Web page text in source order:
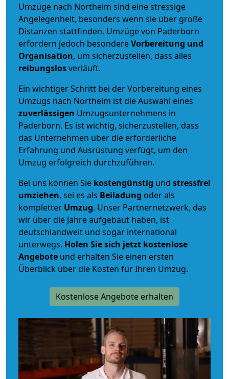
Umzüge nach Northeim sind eine stressige
Angelegenheit, besonders wenn sie über große
Distanzen stattfinden. Umzüge von Paderborn
erfordern jedoch besondereVorbereitung und
Organisation, um sicherzustellen, dass alles
reibungslosverläuft.
Ein wichtiger Schritt bei der Vorbereitung eines
Umzugs nach Northeim ist die Auswahl eines
zuverlässigen Umzugsunternehmens in
Paderborn. Es ist wichtig, sicherzustellen, dass
das Unternehmen über die erforderliche
Erfahrung und Ausrüstung verfügt, um den
Umzug erfolgreich durchzuführen.
Bei uns können Sie kostengünstig und stressfrei
umziehen, sei es als Beiladung oder als
kompletter Umzug. Unser Partnernetzwerk, das
wir über die Jahre aufgebaut haben, ist
deutschlandweit und sogar international
unterwegs. Holen Sie sich jetzt kostenlose
Angebote und erhalten Sie einen ersten
Überblick über die Kosten für Ihren Umzug.
Kostenlose Angebote erhalten